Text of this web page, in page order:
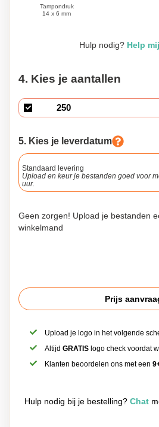
Tampondruk
14 x 6 mm
Hulp nodig? Help
4. Kies je aantallen
5. Kies je leverdatum
Standaard levering
Upload en keur je bestanden goed voor
uur.
Geen zorgen! Upload je bestanden
winkelmand
Prijs
Upload je logo in het volgende
AltijdGRATIS logo check voordat
Klanten beoordelen ons met een
Hulp nodig bij je bestelling? Chat